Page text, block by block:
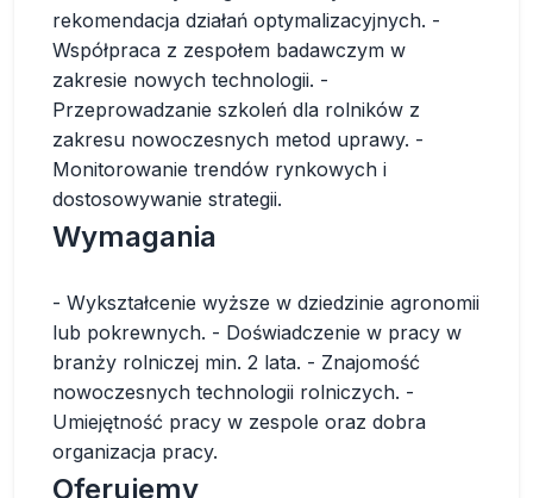
rekomendacja działań optymalizacyjnych. -
Współpraca z zespołem badawczym w
zakresie nowych technologii. -
Przeprowadzanie szkoleń dla rolników z
zakresu nowoczesnych metod uprawy. -
Monitorowanie trendów rynkowych i
dostosowywanie strategii.
Wymagania
- Wykształcenie wyższe w dziedzinie agronomii
lub pokrewnych. - Doświadczenie w pracy w
branży rolniczej min. 2 lata. - Znajomość
nowoczesnych technologii rolniczych. -
Umiejętność pracy w zespole oraz dobra
organizacja pracy.
Oferujemy